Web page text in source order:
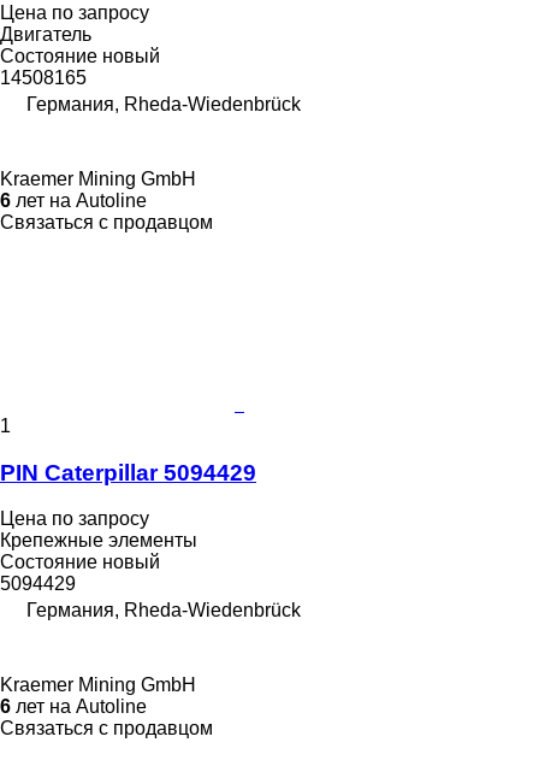
Цена по запросу
Двигатель
Состояние новый
14508165
Германия, Rheda-Wiedenbrück
Kraemer Mining GmbH
6 лет на Autoline
Связаться с продавцом
1
PIN Caterpillar 5094429
Цена по запросу
Крепежные элементы
Состояние новый
5094429
Германия, Rheda-Wiedenbrück
Kraemer Mining GmbH
6 лет на Autoline
Связаться с продавцом